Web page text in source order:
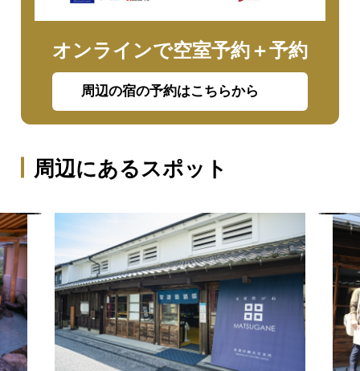
オンラインで空室予約＋予約
周辺の宿の予約はこちらから
周辺にあるスポット